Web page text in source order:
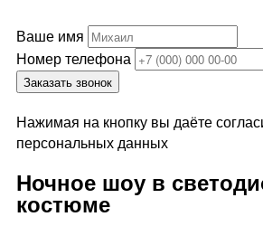
Ваше имя
Номер телефона
Заказать звонок
Нажимая на кнопку вы даёте
персональных данных
Ночное шоу в
костюме